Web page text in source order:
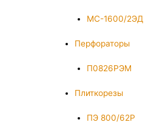
МС-1600/2ЭД
Перфораторы
П0826РЭМ
Плиткорезы
ПЭ 800/62Р